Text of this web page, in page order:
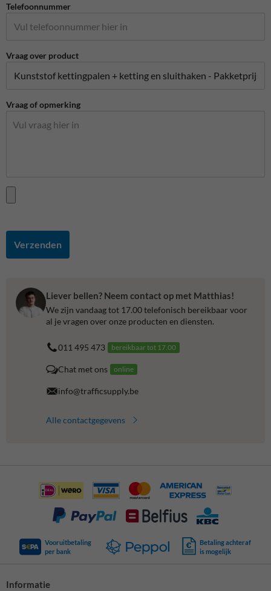
Telefoonnummer
Vraag over product
Vraag of opmerking
Verzenden
Liever bellen? Neem contact op met Matthias!
We zijn vandaag tot 17.00 telefonisch bereikbaar voor
al je vragen over onze producten en diensten.
011 495 473 bereikbaar tot 17.00
Chat met ons online
info@trafficsupply.be
Alle contactgegevens
Vooruitbetaling
per bank
Betaling achteraf
is mogelijk
Informatie